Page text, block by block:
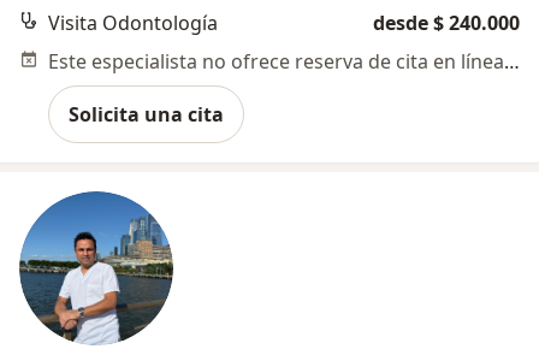
Visita Odontología
desde $ 240.000
Este especialista no ofrece reserva de cita en línea en esta dirección.
Solicita una cita